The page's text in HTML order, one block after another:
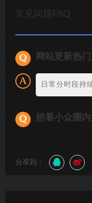
常见问题FAQ
网站更新热
日常分时段持
想看小众圈
分享到：